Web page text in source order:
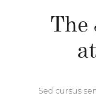
The
Sed cursus